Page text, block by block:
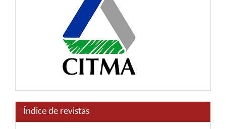
Índice de revistas